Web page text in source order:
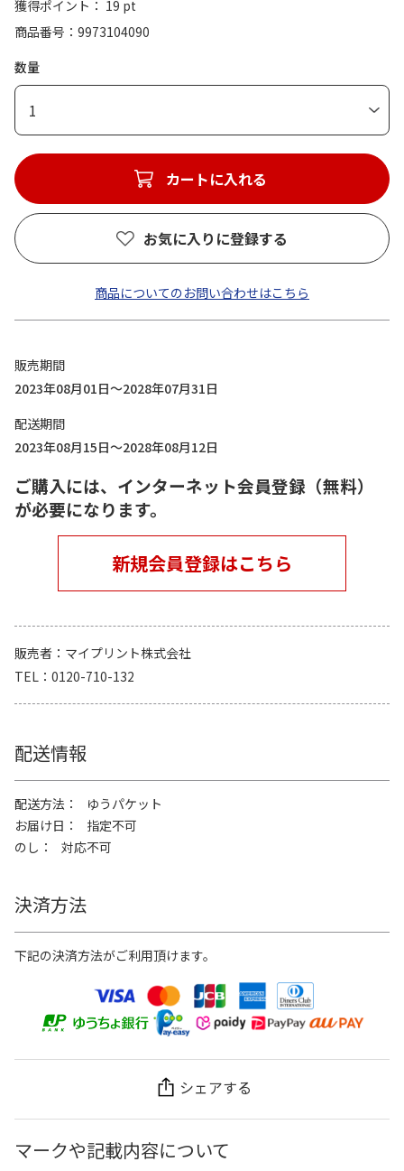
獲得ポイント： 19 pt
商品番号
9973104090
数量
1
カートに入れる
お気に入りに登録する
商品についてのお問い合わせはこちら
販売期間
2023年08月01日～2028年07月31日
配送期間
2023年08月15日～2028年08月12日
ご購入には、インターネット会員登録（無料）
が必要になります。
新規会員登録はこちら
販売者
マイプリント株式会社
TEL
0120-710-132
配送情報
配送方法
ゆうパケット
お届け日
指定不可
のし
対応不可
決済方法
下記の決済方法がご利用頂けます。
シェアする
マークや記載内容について